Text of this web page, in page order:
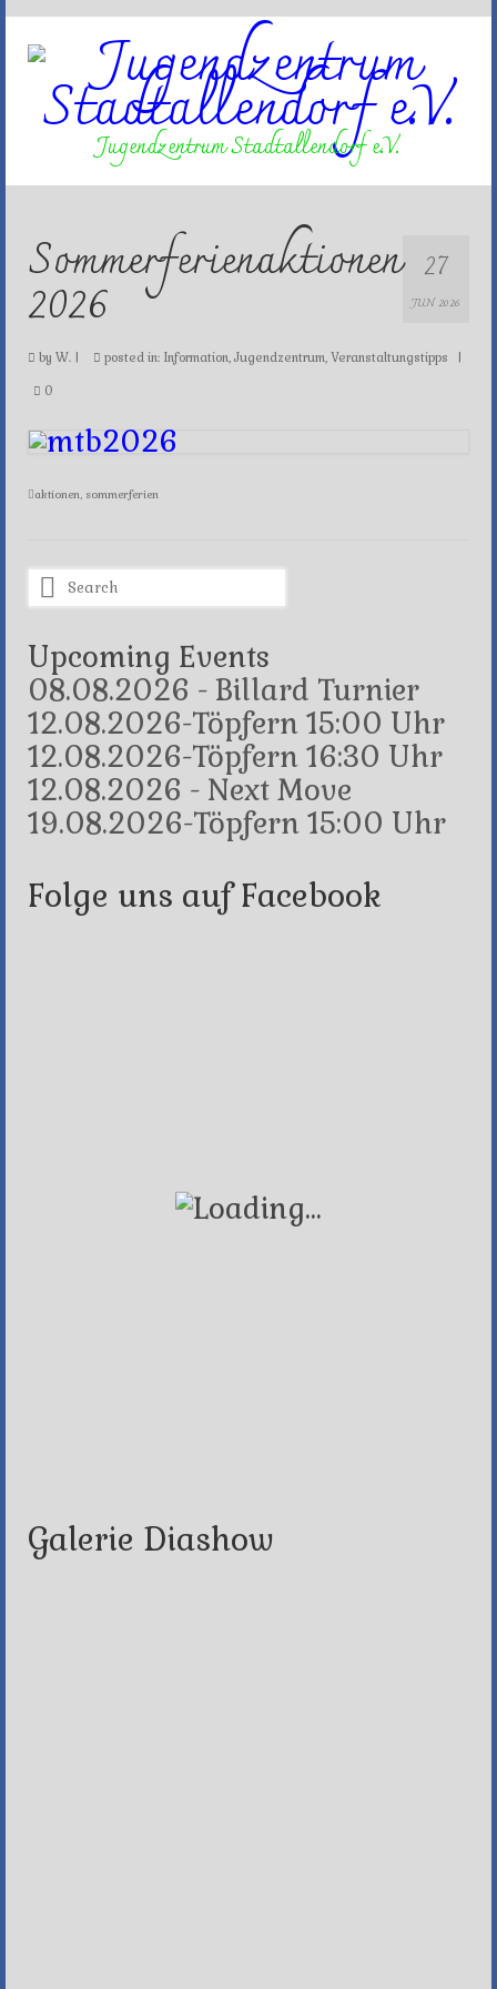
Jugendzentrum Stadtallendorf e.V.
27
JUN 2026
Sommerferienaktionen
2026
by W. posted in: Information, Jugendzentrum, Veranstaltungstipps
0
aktionen, sommerferien
Search
for:
Upcoming Events
08.08.2026 - Billard Turnier
12.08.2026-Töpfern 15:00 Uhr
12.08.2026-Töpfern 16:30 Uhr
12.08.2026 - Next Move
19.08.2026-Töpfern 15:00 Uhr
Folge uns auf Facebook
Galerie Diashow